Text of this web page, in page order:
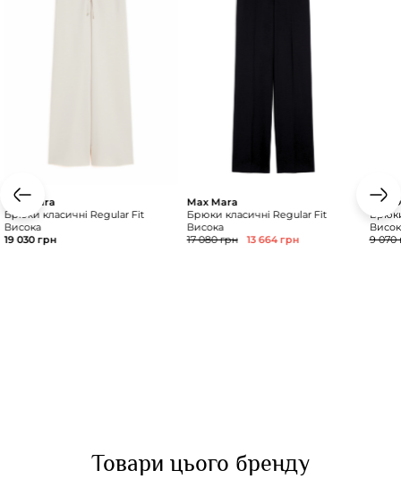
Max Mara
Брюки класичні Regular Fit
Висока
19 030 грн
Max Mara
Брюки класичні Regular Fit
Висока
17 080 грн
13 664 грн
HUGO
9 070
Товари цього бренду